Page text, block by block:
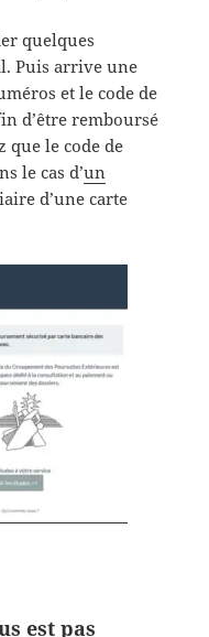
quelques
Puis arrive une
et le code de
d’être remboursé
que le code de
le cas d’un
d’une carte
est pas